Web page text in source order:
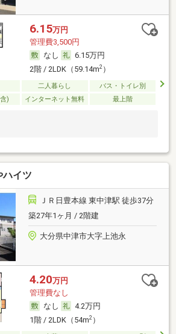
6.15万円
管理費3,500円
なし
6.15万円
2階 / 2LDK（59.14m2）
二人暮らし
バス・トイレ別
)
インターネット無料 最上階
ハイツ
ＪＲ日豊本線 東中津駅 徒歩37分
築27年1ヶ月 / 2階建
大分県中津市大字上池永
4.20万円
管理費なし
なし
4.2万円
1階 / 2LDK（54m2）